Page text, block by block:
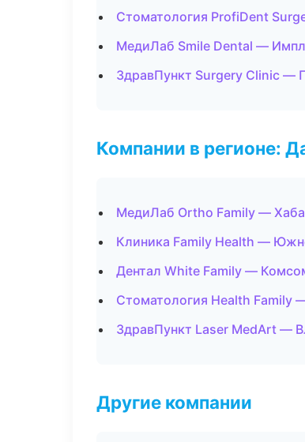
Стоматология ProfiDent
МедиЛаб Smile Dental —
ЗдравПункт Surgery Clinic —
Компании в регионе:
МедиЛаб Ortho Family —
Клиника Family Health —
Дентал White Family —
Стоматология Health
ЗдравПункт Laser MedArt —
Другие компании